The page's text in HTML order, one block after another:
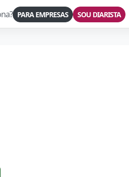
PARA EMPRESAS SOU DIARISTA